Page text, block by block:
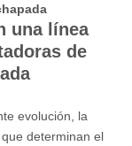
una línea
de
evolución, la
determinan el